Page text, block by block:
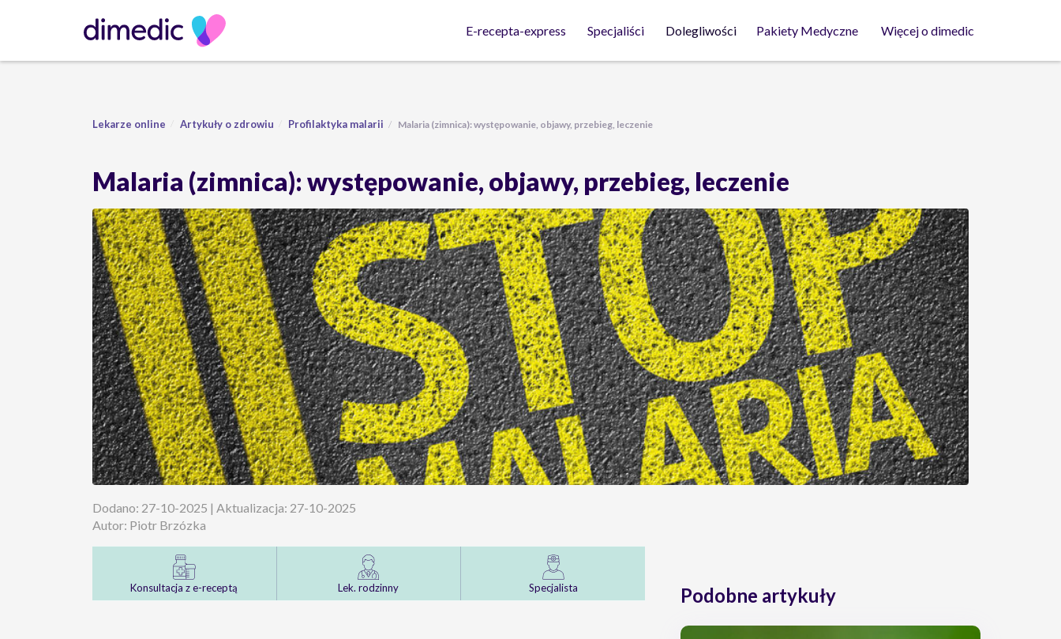
E-recepta-express Specjaliści Dolegliwości Pakiety Medyczne Więcej o dimedic
Lekarze online Artykuły o zdrowiu Profilaktyka malarii Malaria (zimnica): występowanie, objawy, przebieg, leczenie
Malaria (zimnica): występowanie, objawy, przebieg, leczenie
Dodano: 27-10-2025 | Aktualizacja: 27-10-2025
Autor: Piotr Brzózka
Konsultacja z e-receptą Lek. rodzinny Specjalista Podobne artykuły